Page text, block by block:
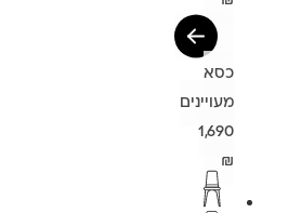
כסא
מעויינים
1,690
₪